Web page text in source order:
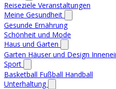
Reiseziele Veranstaltungen
Meine Gesundheit
Gesunde Ernährung
Schönheit und Mode
Haus und Garten
Garten Häuser und Design
Sport
Basketball Fußball Handball
Unterhaltung